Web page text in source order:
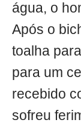
água, o
Após o
toalha
para um
recebido
sofreu